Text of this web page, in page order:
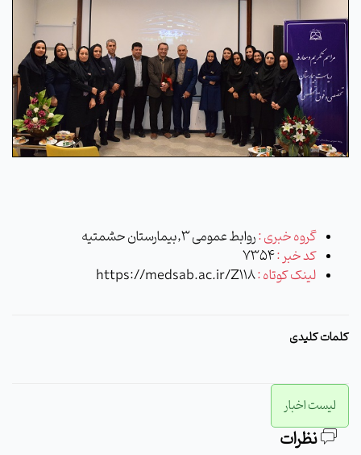
گروه خبری :روابط عمومی 3,بیمارستان حشمتیه
کد خبر :7354
لینک کوتاه :https://medsab.ac.ir/Z118
کلمات کلیدی
لیست اخبار
نظرات